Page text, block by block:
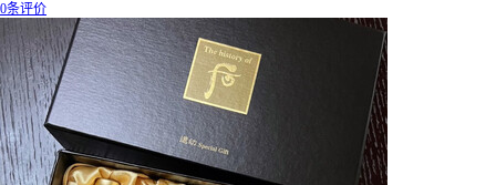
0条评价